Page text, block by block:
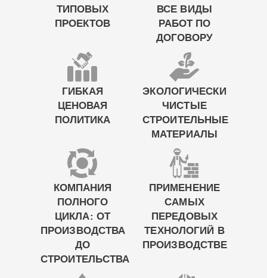
ТИПОВЫХ
ПРОЕКТОВ
ВСЕ ВИДЫ
РАБОТ ПО
ДОГОВОРУ
ГИБКАЯ
ЦЕНОВАЯ
ПОЛИТИКА
ЭКОЛОГИЧЕСКИ
ЧИСТЫЕ
СТРОИТЕЛЬНЫЕ
МАТЕРИАЛЫ
КОМПАНИЯ
ПОЛНОГО
ЦИКЛА: ОТ
ПРОИЗВОДСТВА
ДО
СТРОИТЕЛЬСТВА
ПРИМЕНЕНИЕ
САМЫХ
ПЕРЕДОВЫХ
ТЕХНОЛОГИЙ В
ПРОИЗВОДСТВЕ